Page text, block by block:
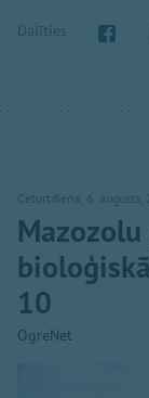
Dalīties
Ceturtdiena, 6.
10
OgreNet